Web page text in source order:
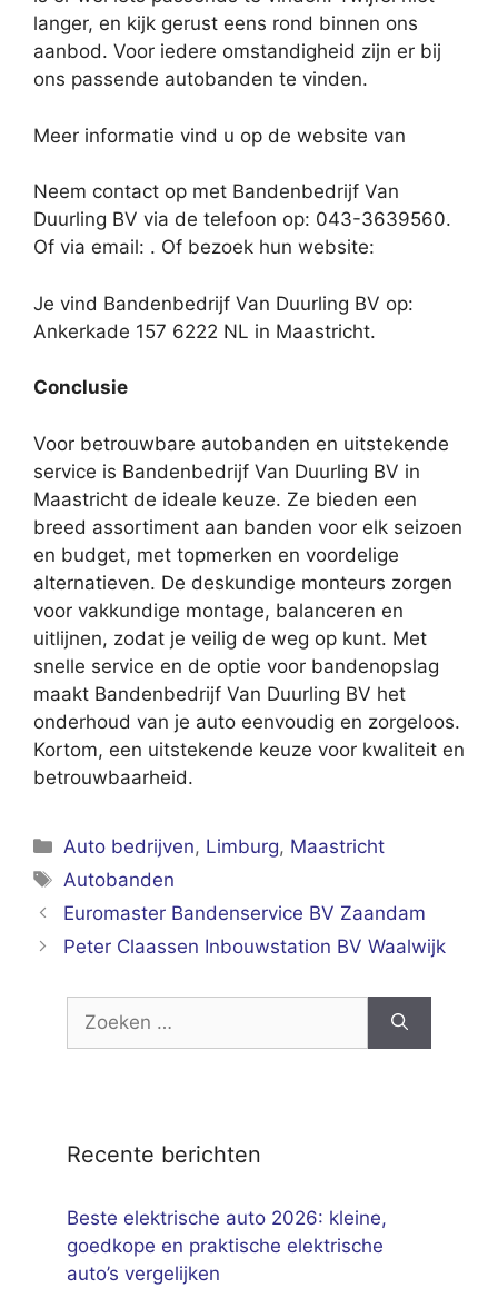
langer, en kijk gerust eens rond binnen ons
aanbod. Voor iedere omstandigheid zijn er bij
ons passende autobanden te vinden.
Meer informatie vind u op de website van
Neem contact op met Bandenbedrijf Van
Duurling BV via de telefoon op: 043-3639560.
Of via email: . Of bezoek hun website:
Je vind Bandenbedrijf Van Duurling BV op:
Ankerkade 157 6222 NL in Maastricht.
Conclusie
Voor betrouwbare autobanden en uitstekende
service is Bandenbedrijf Van Duurling BV in
Maastricht de ideale keuze. Ze bieden een
breed assortiment aan banden voor elk seizoen
en budget, met topmerken en voordelige
alternatieven. De deskundige monteurs zorgen
voor vakkundige montage, balanceren en
uitlijnen, zodat je veilig de weg op kunt. Met
snelle service en de optie voor bandenopslag
maakt Bandenbedrijf Van Duurling BV het
onderhoud van je auto eenvoudig en zorgeloos.
Kortom, een uitstekende keuze voor kwaliteit en
betrouwbaarheid.
Categorieën
Auto bedrijven, Limburg, Maastricht
Tags
Autobanden
Euromaster Bandenservice BV Zaandam
Peter Claassen Inbouwstation BV Waalwijk
naar:
Recente berichten
Beste elektrische auto 2026: kleine,
goedkope en praktische elektrische
auto’s vergelijken